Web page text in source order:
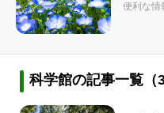
便利な情
科学館の記事一覧（3